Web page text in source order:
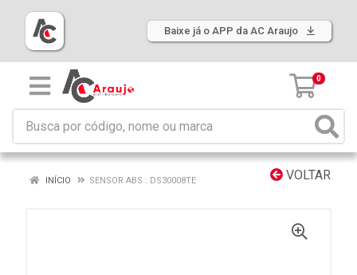
Baixe já o APP da AC Araujo
0
VOLTAR
INÍCIO SENSOR ABS : DS30008TE